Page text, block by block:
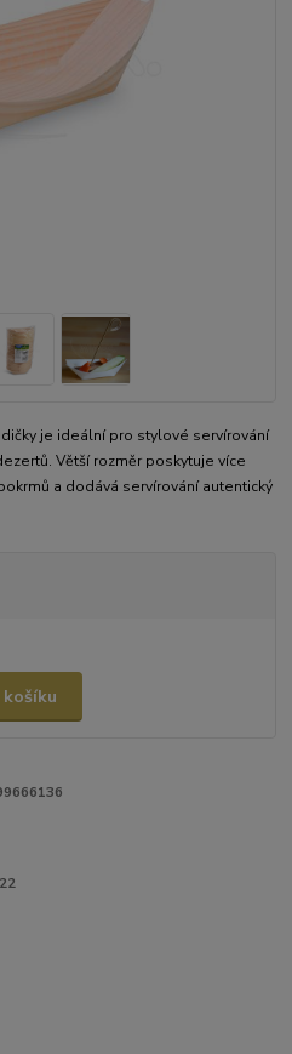
je ideální pro stylové servírování
Větší rozměr poskytuje více
a dodává servírování autentický